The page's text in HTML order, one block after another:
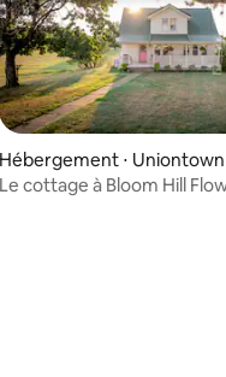
moyenne sur la base de
Hébergement ⋅ Uniontown
Le cottage à Bloom Hill